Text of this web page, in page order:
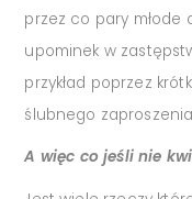
przez co pary
upominek w
przykład poprzez
ślubnego
A więc co jeśli nie